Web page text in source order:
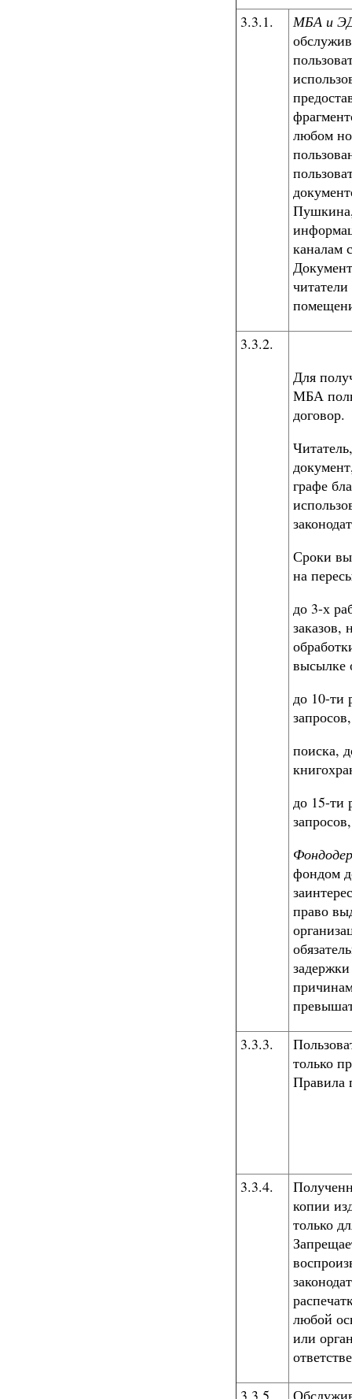
3.3.1.
МБА и
любом
Пушкина,
каналам
читатели
3.3.2.
Для
МБА
договор.
графе
Сроки
на
до 3-х
заказов,
высылке
до 10-ти
поиска,
до 15-ти
фондом
право
3.3.3.
только
Правила
3.3.4.
копии
только
любой
или
3.3.5.